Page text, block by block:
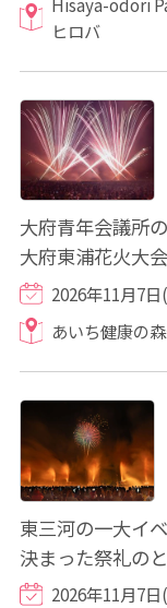
ヒロバ
大府青年会議所
大府東浦花火大
ど、臨場感あふ
2026年11月7日
あいち健康の
東三河の一大イ
決まった祭礼の
火を、特定日に
2026年11月7日